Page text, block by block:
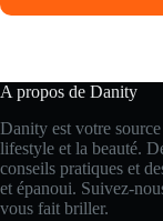
A propos de Danity
Danity est votre
lifestyle et la beauté.
conseils pratiques et
et épanoui. Suivez-
vous fait briller.